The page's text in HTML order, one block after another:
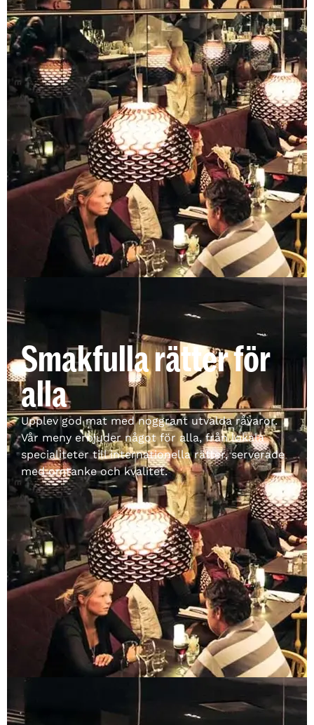
Smakfulla rätter för
alla
Upplev god mat med noggrant utvalda råvaror.
Vår meny erbjuder något för alla, från lokala
specialiteter till internationella rätter, serverade
med omtanke och kvalitet.